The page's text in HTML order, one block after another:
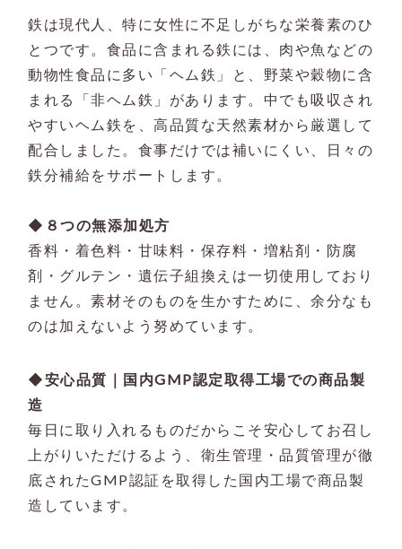
鉄は現代人、特に女性に不足しがちな栄養素のひ
とつです。食品に含まれる鉄には、肉や魚などの
動物性食品に多い「ヘム鉄」と、野菜や穀物に含
まれる「非ヘム鉄」があります。中でも吸収され
やすいヘム鉄を、高品質な天然素材から厳選して
配合しました。食事だけでは補いにくい、日々の
鉄分補給をサポートします。
◆８つの無添加処方
香料・着色料・甘味料・保存料・増粘剤・防腐
剤・グルテン・遺伝子組換えは一切使用しており
ません。素材そのものを生かすために、余分なも
のは加えないよう努めています。
◆安心品質｜国内GMP認定取得工場での商品製
造
毎日に取り入れるものだからこそ安心してお召し
上がりいただけるよう、衛生管理・品質管理が徹
底されたGMP認証を取得した国内工場で商品製
造しています。